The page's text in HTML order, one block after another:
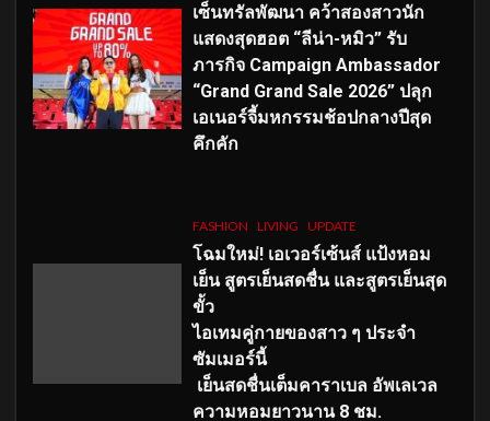
เซ็นทรัลพัฒนา คว้าสองสาวนัก
แสดงสุดฮอต “ลีน่า-หมิว” รับ
ภารกิจ Campaign Ambassador
“Grand Grand Sale 2026” ปลุก
เอเนอร์จี้มหกรรมช้อปกลางปีสุด
คึกคัก
FASHION LIVING UPDATE
โฉมใหม่! เอเวอร์เซ้นส์ แป้งหอม
เย็น สูตรเย็นสดชื่น และสูตรเย็นสุด
ขั้ว
ไอเทมคู่กายของสาว ๆ ประจำ
ซัมเมอร์นี้
เย็นสดชื่นเต็มคาราเบล อัพเลเวล
ความหอมยาวนาน 8 ชม.